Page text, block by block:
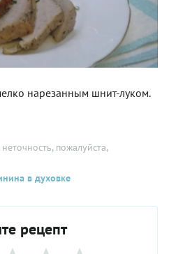
нарезанным шнит-луком.
пожалуйста,
в духовке
рецепт